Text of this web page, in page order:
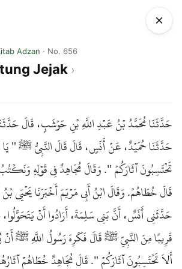
Adzan · No. 656
Jejak
حَدَّثَنَا مُحَمَّدُ بْنُ عَبْدِ اللَّهِ بْنِ حَوْشَبٍ، قَالَ
حَدَّثَنَا حُمَيْدٌ، عَنْ أَنَسٍ، قَالَ قَالَ النَّبِيُّ ﷺ " يَا
تَحْتَسِبُونَ آثَارَكُمْ ". وَقَالَ مُجَاهِدٌ فِي قَوْلِهِ
قَالَ خُطَاهُمْ. وَقَالَ ابْنُ أَبِي مَرْيَمَ أَخْبَرَنَا يَحْيَى
حَدَّثَنِي أَنَسٌ، أَنَّ بَنِي سَلِمَةَ، أَرَادُوا أَنْ يَتَحَوَّلُوا،
قَرِيبًا مِنَ النَّبِيِّ ﷺ قَالَ فَكَرِهَ رَسُولُ اللَّهِ ﷺ أَنْ
أَلاَ تَحْتَسِبُونَ آثَارَكُمْ ". قَالَ مُجَاهِدٌ خُطَاهُمْ